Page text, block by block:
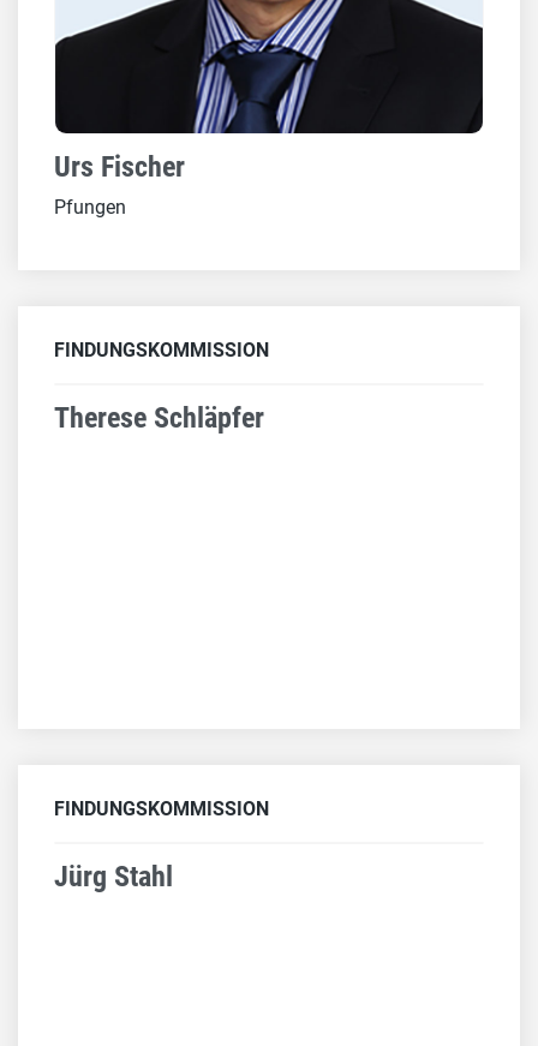
Urs Fischer
Pfungen
FINDUNGSKOMMISSION
Therese Schläpfer
FINDUNGSKOMMISSION
Jürg Stahl